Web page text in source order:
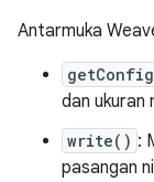
Antarmuka
dan ukuran
write() :
pasangan